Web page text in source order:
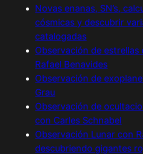
Novas enanas, SN’s,
cósmicas y descubrir
catalogadas
Observación de estrellas
Rafael Benavides
Observación de
Grau
Observación de
con Carles Schnabel
Observación Lunar con
descubriendo gigantes